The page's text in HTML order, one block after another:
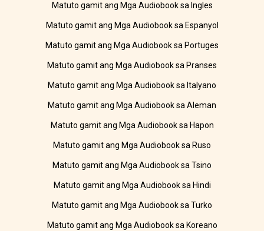
Matuto gamit ang Mga Audiobook sa Ingles
Matuto gamit ang Mga Audiobook sa Espanyol
Matuto gamit ang Mga Audiobook sa Portuges
Matuto gamit ang Mga Audiobook sa Pranses
Matuto gamit ang Mga Audiobook sa Italyano
Matuto gamit ang Mga Audiobook sa Aleman
Matuto gamit ang Mga Audiobook sa Hapon
Matuto gamit ang Mga Audiobook sa Ruso
Matuto gamit ang Mga Audiobook sa Tsino
Matuto gamit ang Mga Audiobook sa Hindi
Matuto gamit ang Mga Audiobook sa Turko
Matuto gamit ang Mga Audiobook sa Koreano